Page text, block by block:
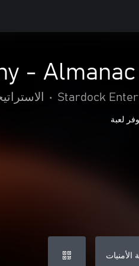
- Almanac
Stardock
•
لعبة
الأمنيات